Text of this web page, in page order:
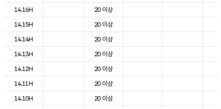
14.16H
20 이상
14.15H
20 이상
14.14H
20 이상
14.13H
20 이상
14.12H
20 이상
14.11H
20 이상
14.10H
20 이상